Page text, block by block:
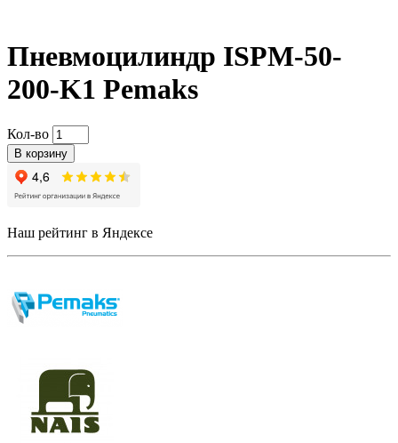
Пневмоцилиндр ISPM-50-
200-K1 Pemaks
Кол-во
В корзину
Наш рейтинг в Яндексе